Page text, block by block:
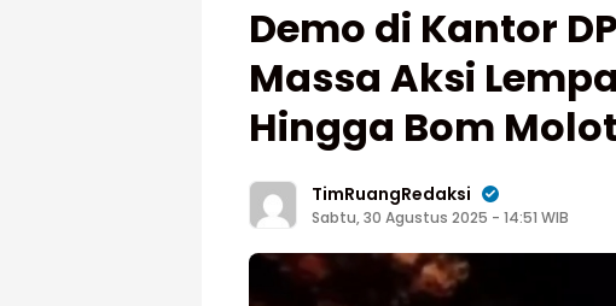
Demo di Kantor
Massa Aksi
Hingga Bom
TimRuangRedaksi
Sabtu, 30 Agustus 2025 - 14:51 WIB